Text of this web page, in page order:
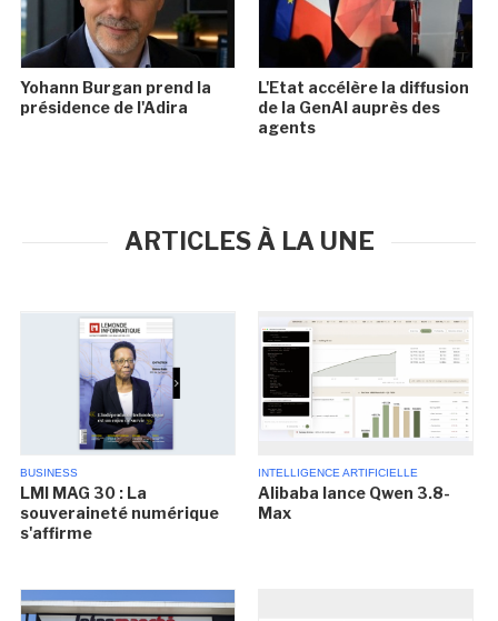
Yohann Burgan prend la
présidence de l'Adira
L'Etat accélère la diffusion
de la GenAI auprès des
agents
ARTICLES À LA UNE
BUSINESS
LMI MAG 30 : La
souveraineté numérique
s'affirme
INTELLIGENCE ARTIFICIELLE
Alibaba lance Qwen 3.8-
Max